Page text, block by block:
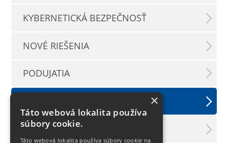
KYBERNETICKÁ BEZPEČNOSŤ
NOVÉ RIEŠENIA
PODUJATIA
LX INFORMAČNÝ SERVIS
×
Táto webová lokalita používa
súbory cookie.
Táto webová lokalita používa súbory cookie na